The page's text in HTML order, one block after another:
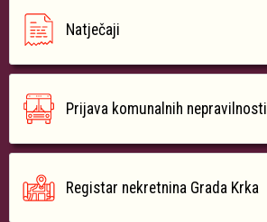
Natječaji
Prijava komunalnih nepravilnosti
Registar nekretnina Grada Krka